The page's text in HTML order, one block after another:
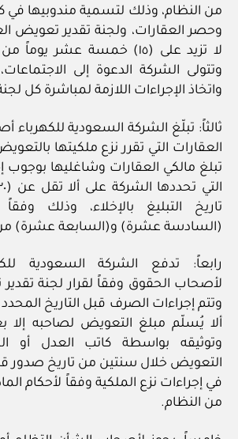
من النظام، وذلك لتسمية مندوبيها
وحصر العقارات، ولجنة تقدير تعويض
لا تزيد على (١٥) خمسة عشر
وتتولى الشركة الدعوة إلى
واتخاذ الإجراءات اللازمة لمباشرة كل
ثالثاً: تبلّغ الشركة السعودية
العقارات التي تقرر نزع ملكيتها
تبلغ مالكي العقارات وشاغليها بوجوب
تاريخ التبليغ بالإخلاء، وذلك وفقاً
(السادسة عشرة) و(السابعة عشرة)
رابعاً: تدفع الشركة السعودية
لأصحاب الحقوق وفقاً لقرار لجنة
وتتم إجراءات الصرف قبل التاريخ المحدد
ألا يُسلّم مبلغ التعويض لصاحبه إلا
وتوثيقه بواسطة كاتب العدل أو
التعويض خلال سنتين من تاريخ صدور
في إجراءات نزع الملكية وفقاً لأحكام
من النظام.